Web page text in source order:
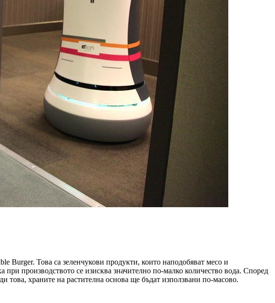
Burger. Това са зеленчукови продукти, които наподобяват месо и
производството се изисква значително по-малко количество вода. Според
храните на растителна основа ще бъдат използвани по-масово.